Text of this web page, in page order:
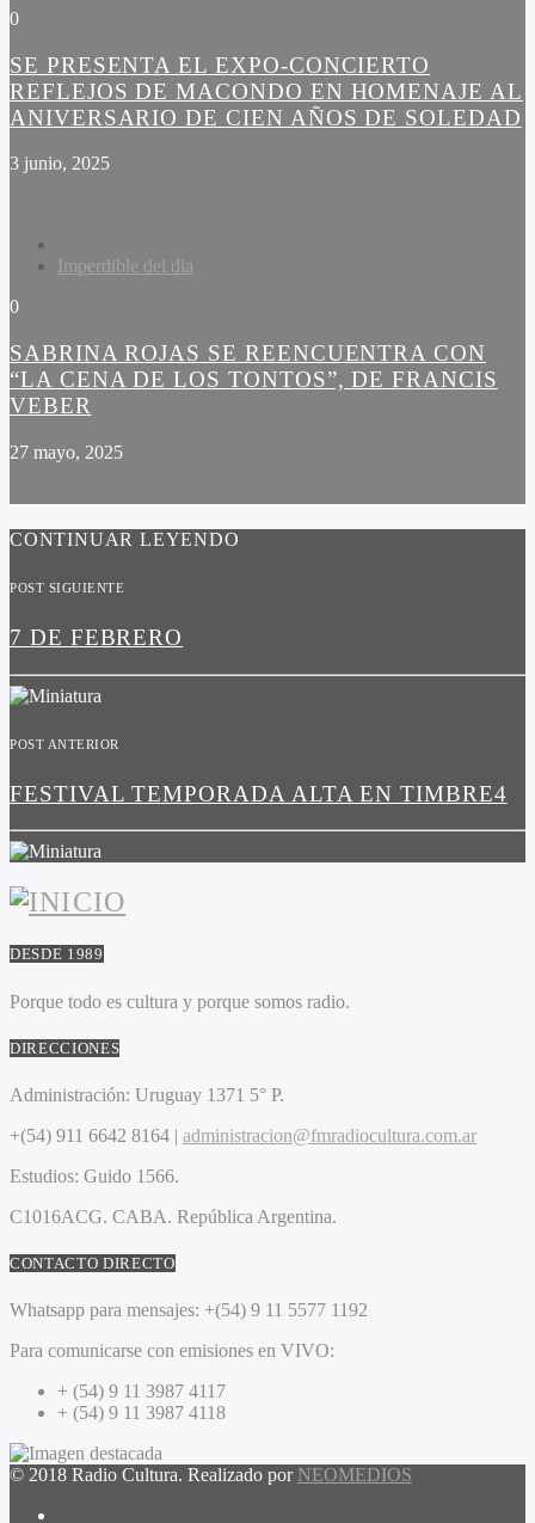
0
SE PRESENTA EL EXPO-CONCIERTO
REFLEJOS DE MACONDO EN HOMENAJE AL
ANIVERSARIO DE CIEN AÑOS DE SOLEDAD
3 junio, 2025
Imperdible del dia
0
SABRINA ROJAS SE REENCUENTRA CON
“LA CENA DE LOS TONTOS”, DE FRANCIS
VEBER
27 mayo, 2025
CONTINUAR LEYENDO
POST SIGUIENTE
7 DE FEBRERO
POST ANTERIOR
FESTIVAL TEMPORADA ALTA EN TIMBRE4
DESDE 1989
Porque todo es cultura y porque somos radio.
DIRECCIONES
Administración: Uruguay 1371 5° P.
+(54) 911 6642 8164 | administracion@fmradiocultura.com.ar
Estudios: Guido 1566.
C1016ACG. CABA. República Argentina.
CONTACTO DIRECTO
Whatsapp para mensajes: +(54) 9 11 5577 1192
Para comunicarse con emisiones en VIVO:
+ (54) 9 11 3987 4117
+ (54) 9 11 3987 4118
© 2018 Radio Cultura. Realizado por NEOMEDIOS